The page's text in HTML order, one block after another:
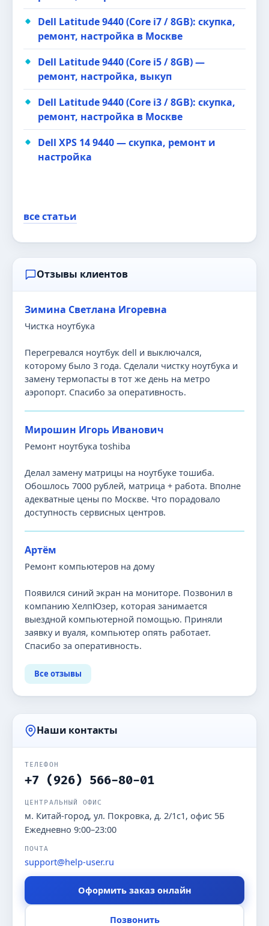
Dell Latitude 9440 (Core i7 / 8GB): скупка,
ремонт, настройка в Москве
Dell Latitude 9440 (Core i5 / 8GB) —
ремонт, настройка, выкуп
Dell Latitude 9440 (Core i3 / 8GB): скупка,
ремонт, настройка в Москве
Dell XPS 14 9440 — скупка, ремонт и
настройка
все статьи
Отзывы клиентов
Зимина Светлана Игоревна
Чистка ноутбука
Перегревался ноутбук dell и выключался,
которому было 3 года. Сделали чистку ноутбука и
замену термопасты в тот же день на метро
аэропорт. Спасибо за оперативность.
Мирошин Игорь Иванович
Ремонт ноутбука toshiba
Делал замену матрицы на ноутбуке тошиба.
Обошлось 7000 рублей, матрица + работа. Вполне
адекватные цены по Москве. Что порадовало
доступность сервисных центров.
Артём
Ремонт компьютеров на дому
Появился синий экран на мониторе. Позвонил в
компанию ХелпЮзер, которая занимается
выездной компьютерной помощью. Приняли
заявку и вуаля, компьютер опять работает.
Спасибо за оперативность.
Все отзывы
Наши контакты
ТЕЛЕФОН
+7 (926) 566-80-01
ЦЕНТРАЛЬНЫЙ ОФИС
м. Китай-город, ул. Покровка, д. 2/1с1, офис 5Б
Ежедневно 9:00–23:00
ПОЧТА
support@help-user.ru
Оформить заказ онлайн
Позвонить